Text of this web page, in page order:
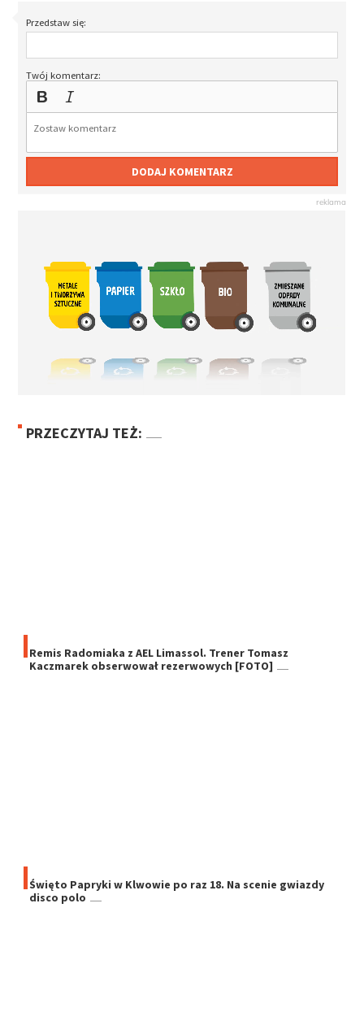
Przedstaw się:
Twój komentarz:
DODAJ KOMENTARZ
PRZECZYTAJ TEŻ:
Remis Radomiaka z AEL Limassol. Trener Tomasz
Kaczmarek obserwował rezerwowych [FOTO]
Święto Papryki w Klwowie po raz 18. Na scenie gwiazdy
disco polo